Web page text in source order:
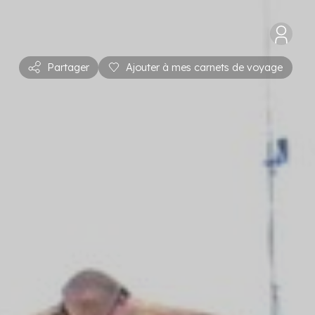
Partager Ajouter à mes carnets de voyage